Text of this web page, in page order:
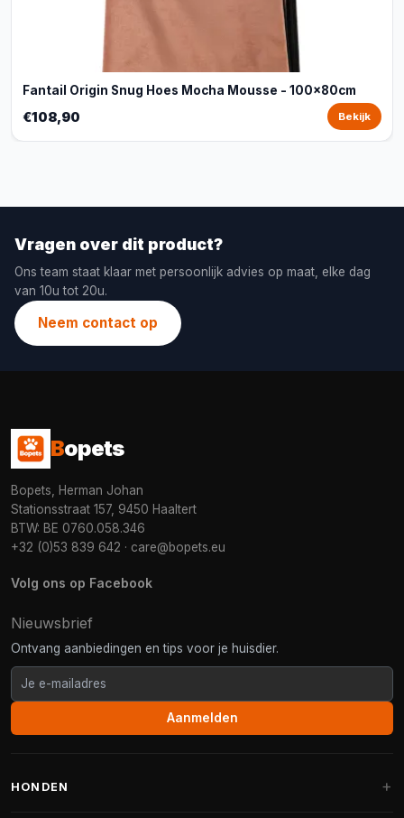
Fantail Origin Snug Hoes Mocha Mousse - 100x80cm
€108,90 Bekijk
Vragen over dit product?
Ons team staat klaar met persoonlijk advies op maat, elke dag
van 10u tot 20u.
Neem contact op
Bopets
Bopets, Herman Johan
Stationsstraat 157, 9450 Haaltert
BTW: BE 0760.058.346
+32 (0)53 839 642 · care@bopets.eu
Volg ons op Facebook
Nieuwsbrief
Ontvang aanbiedingen en tips voor je huisdier.
Aanmelden
HONDEN